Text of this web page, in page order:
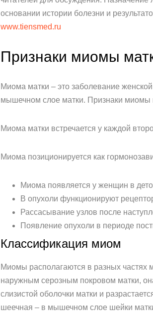
основании истории болезни и
www.tiensmed.ru
Признаки миомы
Миома матки – это заболевание
мышечном слое матки. Признаки миомы
Миома матки встречается у каждой
Миома позиционируется как
Миома появляется у женщин в
В опухоли функционируют
Рассасывание узлов после
Появление опухоли в периоде
Классификация миом
Миомы располагаются в разных частях
наружным серозным покровом матки,
слизистой оболочки матки и
шеечная – в мышечном слое шейки